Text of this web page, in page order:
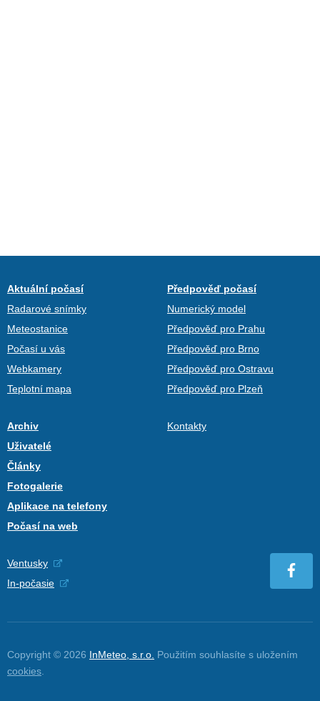
Aktuální počasí
Radarové snímky
Meteostanice
Počasí u vás
Webkamery
Teplotní mapa
Předpověď počasí
Numerický model
Předpověď pro Prahu
Předpověď pro Brno
Předpověď pro Ostravu
Předpověď pro Plzeň
Archiv
Uživatelé
Články
Fotogalerie
Aplikace na telefony
Počasí na web
Kontakty
Ventusky
In-počasie
Copyright © 2026 InMeteo, s.r.o. Použitím souhlasíte s uložením
cookies